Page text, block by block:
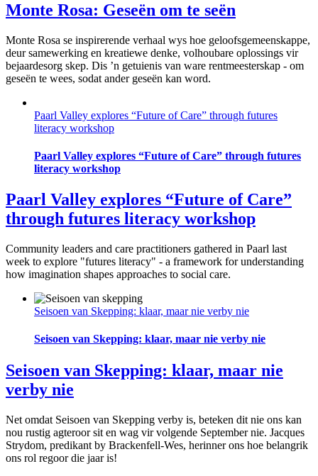
Monte Rosa: Geseën om te seën
Monte Rosa se inspirerende verhaal wys hoe geloofsgemeenskappe,
deur samewerking en kreatiewe denke, volhoubare oplossings vir
bejaardesorg skep. Dis ’n getuienis van ware rentmeesterskap - om
geseën te wees, sodat ander geseën kan word.
Paarl Valley explores “Future of Care” through futures
literacy workshop
Paarl Valley explores “Future of Care” through futures
literacy workshop
Paarl Valley explores “Future of Care”
through futures literacy workshop
Community leaders and care practitioners gathered in Paarl last
week to explore "futures literacy" - a framework for understanding
how imagination shapes approaches to social care.
Seisoen van Skepping: klaar, maar nie verby nie
Seisoen van Skepping: klaar, maar nie verby nie
Seisoen van Skepping: klaar, maar nie
verby nie
Net omdat Seisoen van Skepping verby is, beteken dit nie ons kan
nou rustig agteroor sit en wag vir volgende September nie. Jacques
Strydom, predikant by Brackenfell-Wes, herinner ons hoe belangrik
ons rol regoor die jaar is!